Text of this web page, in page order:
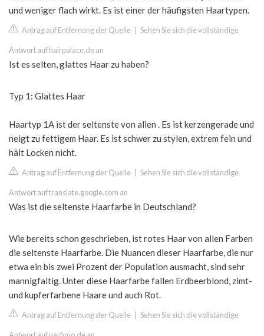
und weniger flach wirkt. Es ist einer der häufigsten Haartypen.
Antrag auf Entfernung der Quelle Sehen Sie sich die vollständige
Antwort auf hairpalace.de an
Ist es selten, glattes Haar zu haben?
Typ 1: Glattes Haar
Haartyp 1A ist der seltenste von allen . Es ist kerzengerade und
neigt zu fettigem Haar. Es ist schwer zu stylen, extrem fein und
hält Locken nicht.
Antrag auf Entfernung der Quelle Sehen Sie sich die vollständige
Antwort auf translate.google.com an
Was ist die seltenste Haarfarbe in Deutschland?
Wie bereits schon geschrieben, ist rotes Haar von allen Farben
die seltenste Haarfarbe. Die Nuancen dieser Haarfarbe, die nur
etwa ein bis zwei Prozent der Population ausmacht, sind sehr
mannigfaltig. Unter diese Haarfarbe fallen Erdbeerblond, zimt-
und kupferfarbene Haare und auch Rot.
Antrag auf Entfernung der Quelle Sehen Sie sich die vollständige